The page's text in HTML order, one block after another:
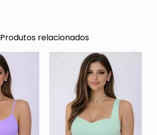
Produtos relacionados